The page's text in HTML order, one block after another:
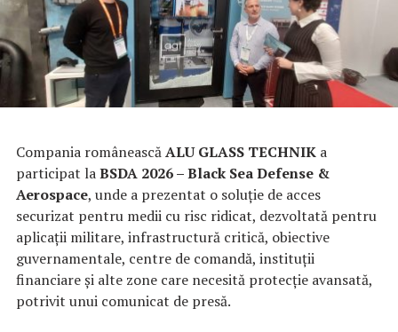
Compania româneascăALU GLASS TECHNIK a
participat laBSDA 2026 – Black Sea Defense &
Aerospace, unde a prezentat o soluție de acces
securizat pentru medii cu risc ridicat, dezvoltată pentru
aplicații militare, infrastructură critică, obiective
guvernamentale, centre de comandă, instituții
financiare și alte zone care necesită protecție avansată,
potrivit unui comunicat de presă.